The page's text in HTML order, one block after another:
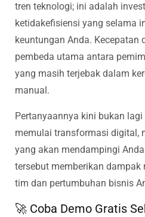
tren teknologi; ini adalah
ketidakefisiensi yang selama
keuntungan Anda. Kecepatan
pembeda utama antara
yang masih terjebak dalam
manual.
Pertanyaannya kini bukan lagi
memulai transformasi digital,
yang akan mendampingi
tersebut memberikan
tim dan pertumbuhan bisnis
🚀 Coba Demo Gratis